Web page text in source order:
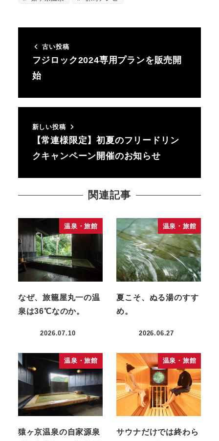
古い投稿
フジロック2024専用プランを販売開
始
新しい投稿
【常連様限定】初夏のフリードリン
クキャンペーン開催のお知らせ
関連記事
温泉・旅館
なぜ、旅籠屋丸一の温
泉は36℃なのか。
2026.07.10
温泉・旅館
夏こそ、ぬる湯のすす
め。
2026.06.27
温泉・旅館
猿ヶ京温泉の自家源泉
温泉・旅館
サウナだけでは終わら